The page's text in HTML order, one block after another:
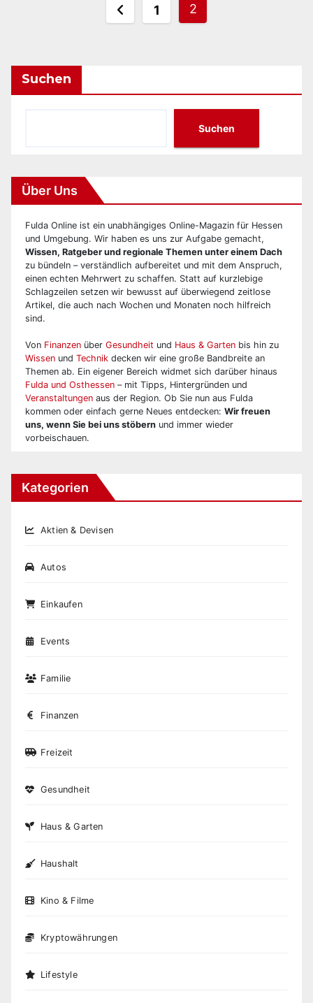
1 2
Suchen
Suchen
Über Uns
Fulda Online ist ein unabhängiges Online-Magazin für Hessen
und Umgebung. Wir haben es uns zur Aufgabe gemacht,
Wissen, Ratgeber und regionale Themen unter einem Dach
zu bündeln – verständlich aufbereitet und mit dem Anspruch,
einen echten Mehrwert zu schaffen. Statt auf kurzlebige
Schlagzeilen setzen wir bewusst auf überwiegend zeitlose
Artikel, die auch nach Wochen und Monaten noch hilfreich
sind.
Von Finanzen über Gesundheit und Haus & Garten bis hin zu
Wissen und Technik decken wir eine große Bandbreite an
Themen ab. Ein eigener Bereich widmet sich darüber hinaus
Fulda und Osthessen – mit Tipps, Hintergründen und
Veranstaltungen aus der Region. Ob Sie nun aus Fulda
kommen oder einfach gerne Neues entdecken: Wir freuen
uns, wenn Sie bei uns stöbern und immer wieder
vorbeischauen.
Kategorien
Aktien & Devisen
Autos
Einkaufen
Events
Familie
Finanzen
Freizeit
Gesundheit
Haus & Garten
Haushalt
Kino & Filme
Kryptowährungen
Lifestyle